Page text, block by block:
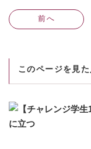
前へ
このページを見